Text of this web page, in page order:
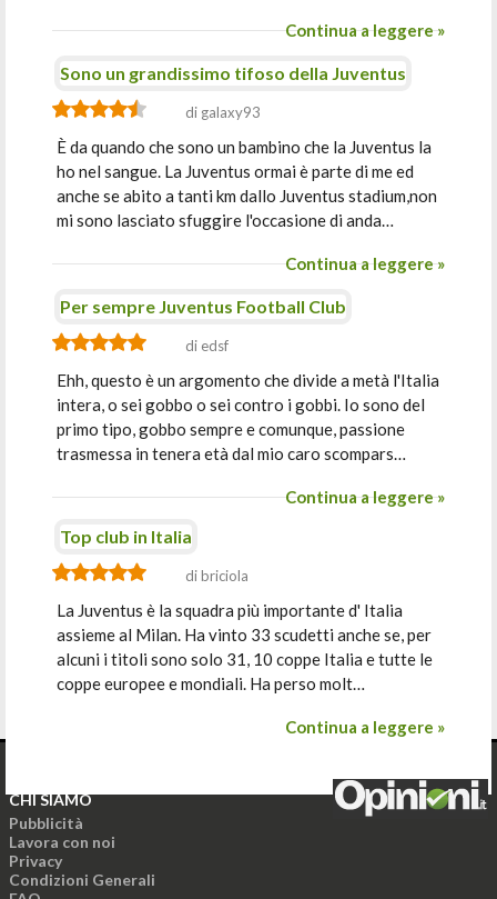
Continua a leggere »
Sono un grandissimo tifoso della Juventus
di galaxy93
È da quando che sono un bambino che la Juventus la
ho nel sangue. La Juventus ormai è parte di me ed
anche se abito a tanti km dallo Juventus stadium,non
mi sono lasciato sfuggire l'occasione di anda…
Continua a leggere »
Per sempre Juventus Football Club
di edsf
Ehh, questo è un argomento che divide a metà l'Italia
intera, o sei gobbo o sei contro i gobbi. Io sono del
primo tipo, gobbo sempre e comunque, passione
trasmessa in tenera età dal mio caro scompars…
Continua a leggere »
Top club in Italia
di briciola
La Juventus è la squadra più importante d' Italia
assieme al Milan. Ha vinto 33 scudetti anche se, per
alcuni i titoli sono solo 31, 10 coppe Italia e tutte le
coppe europee e mondiali. Ha perso molt…
Continua a leggere »
CHI SIAMO
Pubblicità
Lavora con noi
Privacy
Condizioni Generali